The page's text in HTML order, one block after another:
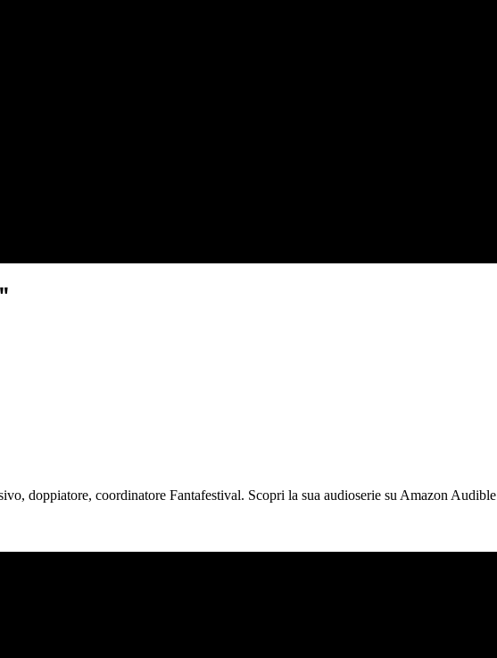
doppiatore, coordinatore Fantafestival. Scopri la sua audioserie su Amazon Audible